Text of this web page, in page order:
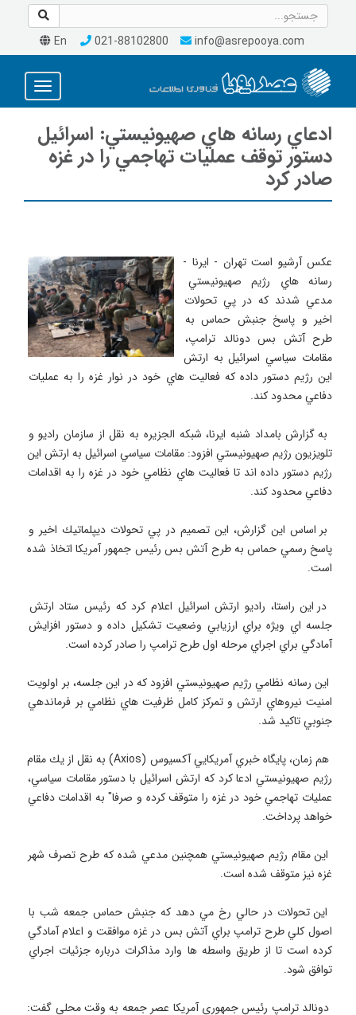
En 021-88102800 info@asrepooya.com
Toggle
ادعاي رسانه هاي صهيونيستي: اسرائيل
دستور توقف عمليات تهاجمي را در غزه
صادر كرد
عكس آرشيو است تهران - ايرنا -
رسانه هاي رژيم صهيونيستي
مدعي شدند كه در پي تحولات
اخير و پاسخ جنبش حماس به
طرح آتش بس دونالد ترامپ،
مقامات سياسي اسرائيل به ارتش
اين رژيم دستور داده كه فعاليت هاي خود در نوار غزه را به عمليات
به گزارش بامداد شنبه ايرنا، شبكه الجزيره به نقل از سازمان راديو و
تلويزيون رژيم صهيونيستي افزود: مقامات سياسي اسرائيل به ارتش اين
رژيم دستور داده اند تا فعاليت هاي نظامي خود در غزه را به اقدامات
بر اساس اين گزارش، اين تصميم در پي تحولات ديپلماتيك اخير و
پاسخ رسمي حماس به طرح آتش بس رئيس جمهور آمريكا اتخاذ شده
در اين راستا، راديو ارتش اسرائيل اعلام كرد كه رئيس ستاد ارتش
جلسه اي ويژه براي ارزيابي وضعيت تشكيل داده و دستور افزايش
اين رسانه نظامي رژيم صهيونيستي افزود كه در اين جلسه، بر اولويت
امنيت نيروهاي ارتش و تمركز كامل ظرفيت هاي نظامي بر فرماندهي
هم زمان، پايگاه خبري آمريكايي آكسيوس (Axios) به نقل از يك مقام
رژيم صهيونيستي ادعا كرد كه ارتش اسرائيل با دستور مقامات سياسي،
عمليات تهاجمي خود در غزه را متوقف كرده و صرفا" به اقدامات دفاعي
اين مقام رژيم صهيونيستي همچنين مدعي شده كه طرح تصرف شهر
اين تحولات در حالي رخ مي دهد كه جنبش حماس جمعه شب با
اصول كلي طرح ترامپ براي آتش بس در غزه موافقت و اعلام آمادگي
كرده است تا از طريق واسطه ها وارد مذاكرات درباره جزئيات اجراي
دونالد ترامپ رئيس جمهوري آمريكا عصر جمعه به وقت محلي گفت: